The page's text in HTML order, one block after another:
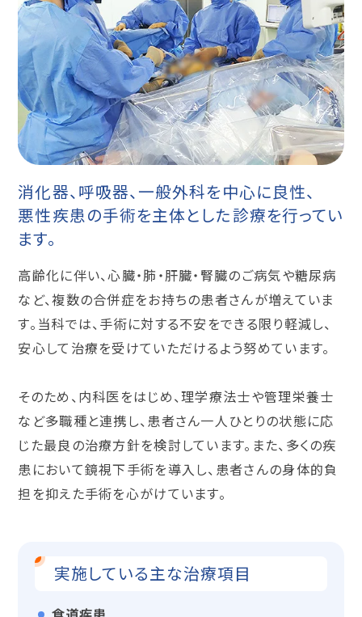
消化器、呼吸器、一般外科を中心に良性、
悪性疾患の手術を主体とした診療を行ってい
ます。
高齢化に伴い、心臓・肺・肝臓・腎臓のご病気や糖尿病
など、複数の合併症をお持ちの患者さんが増えていま
す。当科では、手術に対する不安をできる限り軽減し、
安心して治療を受けていただけるよう努めています。
そのため、内科医をはじめ、理学療法士や管理栄養士
など多職種と連携し、患者さん一人ひとりの状態に応
じた最良の治療方針を検討しています。また、多くの疾
患において鏡視下手術を導入し、患者さんの身体的負
担を抑えた手術を心がけています。
実施している主な治療項目